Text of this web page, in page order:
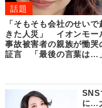
話題
「そもそも会社のせいで
きた人災」 イオンモー
事故被害者の親族が慟哭
証言 「最後の言葉は…
SNS
に…